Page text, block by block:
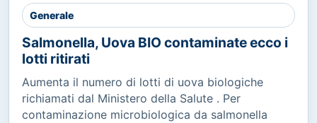
Generale
Salmonella, Uova BIO contaminate ecco i
lotti ritirati
Aumenta il numero di lotti di uova biologiche
richiamati dal Ministero della Salute . Per
contaminazione microbiologica da salmonella